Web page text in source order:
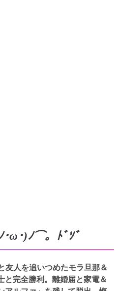
･ω･)ﾉ⌒。ﾄﾞｿﾞ
友人を追いつめたモラ旦那＆
と完全勝利。離婚届と家電＆